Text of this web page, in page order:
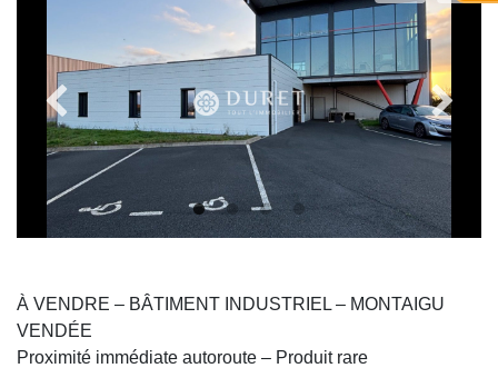
À VENDRE – BÂTIMENT INDUSTRIEL – MONTAIGU
VENDÉE
Proximité immédiate autoroute – Produit rare